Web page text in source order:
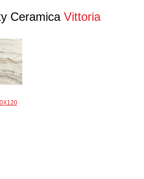
Ceramica Vittoria